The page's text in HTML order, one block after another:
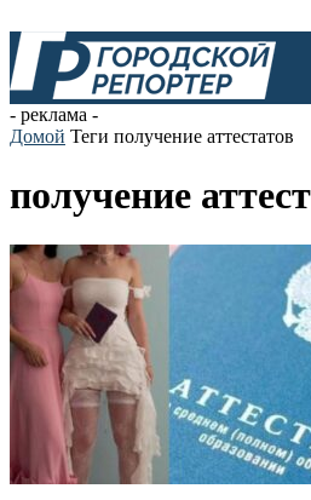
- реклама -
Домой Теги получение аттестатов
получение